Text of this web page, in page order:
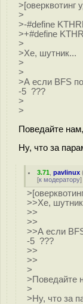
>[оверквотинг
>
>-#define
>+#define
>
>Хе, шутник...
>
>
>А если BFS
-5 ???
>
>
Поведайте
Ну, что за
3.71 ,pavlinux
[к модератору]
>>Хе,
>>
>>
>>А если
-5 ???
>>
>>
>
>Поведайте
>
>Ну, что за